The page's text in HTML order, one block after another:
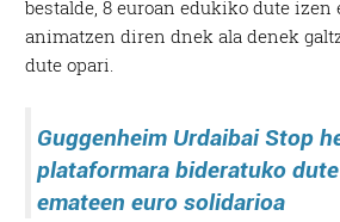
bestalde, 8 euroan edukiko dute izen
animatzen diren dnek ala denek
dute opari.
Guggenheim Urdaibai Stop
plataformara bideratuko
emateen euro solidarioa